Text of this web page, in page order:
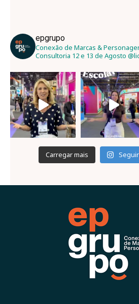
epgrupo
Conexão de Marcas &
Consultoria 12 e 13 de Agosto
Carregar mais